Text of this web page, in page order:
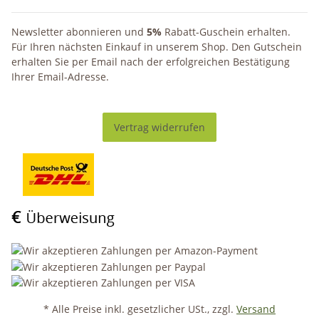
Newsletter abonnieren und 5% Rabatt-Guschein erhalten.
Für Ihren nächsten Einkauf in unserem Shop. Den Gutschein
erhalten Sie per Email nach der erfolgreichen Bestätigung
Ihrer Email-Adresse.
Vertrag widerrufen
* Alle Preise inkl. gesetzlicher USt., zzgl. Versand